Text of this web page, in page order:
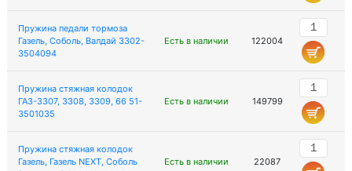
Пружина педали тормоза
Газель, Соболь, Валдай 3302-
3504094
Есть в наличии 122004
Пружина стяжная колодок
ГАЗ-3307, 3308, 3309, 66 51-
3501035
Есть в наличии 149799
Пружина стяжная колодок
Газель, Газель NEXT, Соболь
Есть в наличии 22087